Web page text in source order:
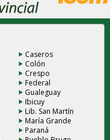
Caseros
Colón
Crespo
Federal
Gualeguay
Ibicuy
Lib. San Martín
María Grande
Paraná